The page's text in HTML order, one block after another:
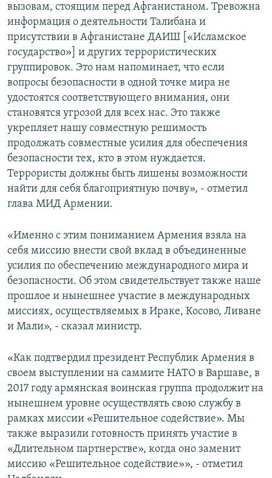
вызовам, стоящим перед Афганистаном. Тревожна
информация о деятельности Талибана и
присутствии в Афганистане ДАИШ [«Исламское
государство»] и других террористических
группировок. Это нам напоминает, что если
вопросы безопасности в одной точке мира не
удостоятся соответствующего внимания, они
становятся угрозой для всех нас. Это также
укрепляет нашу совместную решимость
продолжать совместные усилия для обеспечения
безопасности тех, кто в этом нуждается.
Террористы должны быть лишены возможности
найти для себя благоприятную почву», - отметил
глава МИД Армении.
«Именно с этим пониманием Армения взяла на
себя миссию внести свой вклад в объединенные
усилия по обеспечению международного мира и
безопасности. Об этом свидетельствует также наше
прошлое и нынешнее участие в международных
миссиях, осуществляемых в Ираке, Косово, Ливане
и Мали», - сказал министр.
«Как подтвердил президент Республик Армения в
своем выступлении на саммите НАТО в Варшаве, в
2017 году армянская воинская группа продолжит на
нынешнем уровне осуществлять свою службу в
рамках миссии «Решительное содействие». Мы
также выразили готовность принять участие в
«Длительном партнерстве», когда оно заменит
миссию «Решительное содействие»», - отметил